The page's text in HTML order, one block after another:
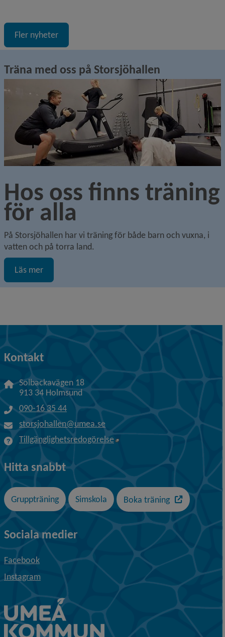
Fler nyheter
Träna med oss på Storsjöhallen
Hos oss finns träning
för alla
På Storsjöhallen har vi träning för både barn och vuxna, i
vatten och på torra land.
Läs mer
Kontakt
Solbackavägen 18
913 34 Holmsund
090-16 35 44
storsjohallen@umea.se
Tillgänglighetsredogörelse
Öppnas i nytt fönster.
Hitta snabbt
Gruppträning Simskola Boka träning Länk till en
Sociala medier
Facebook
Instagram